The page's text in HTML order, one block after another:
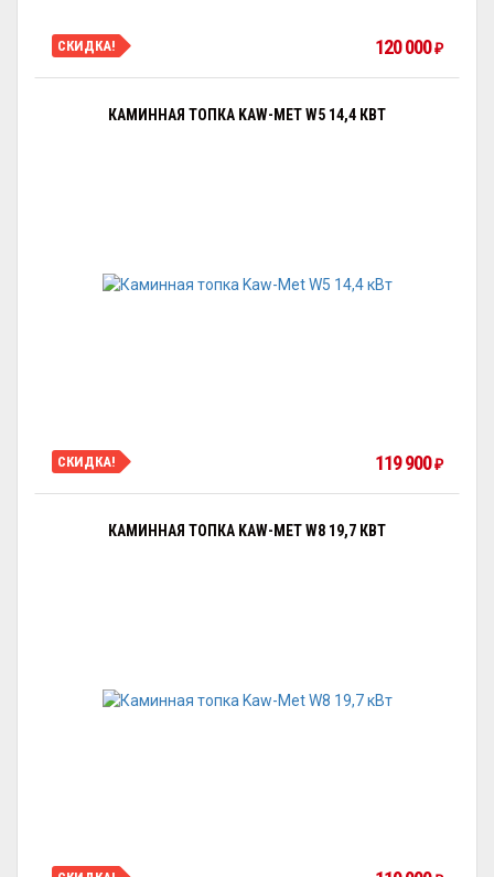
СКИДКА! 120 000₽
КАМИННАЯ ТОПКА KAW-MET W5 14,4 КВТ
СКИДКА! 119 900₽
КАМИННАЯ ТОПКА KAW-MET W8 19,7 КВТ